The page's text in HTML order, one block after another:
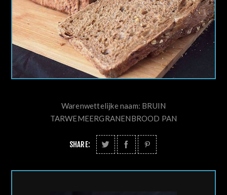
Warenwettelijke naam: BRUIN
TARWEMEERGRANENBROOD PAN
SHARE: